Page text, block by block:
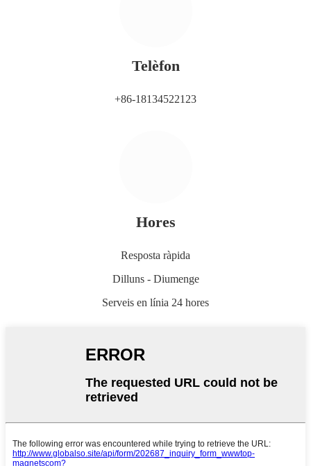
Telèfon
+86-18134522123
Hores
Resposta ràpida
Dilluns - Diumenge
Serveis en línia 24 hores